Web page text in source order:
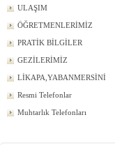
ULAŞIM
ÖĞRETMENLERİMİZ
PRATİK BİLGİLER
GEZİLERİMİZ
LİKAPA,YABANMERSİNİ
Resmi Telefonlar
Muhtarlık Telefonları